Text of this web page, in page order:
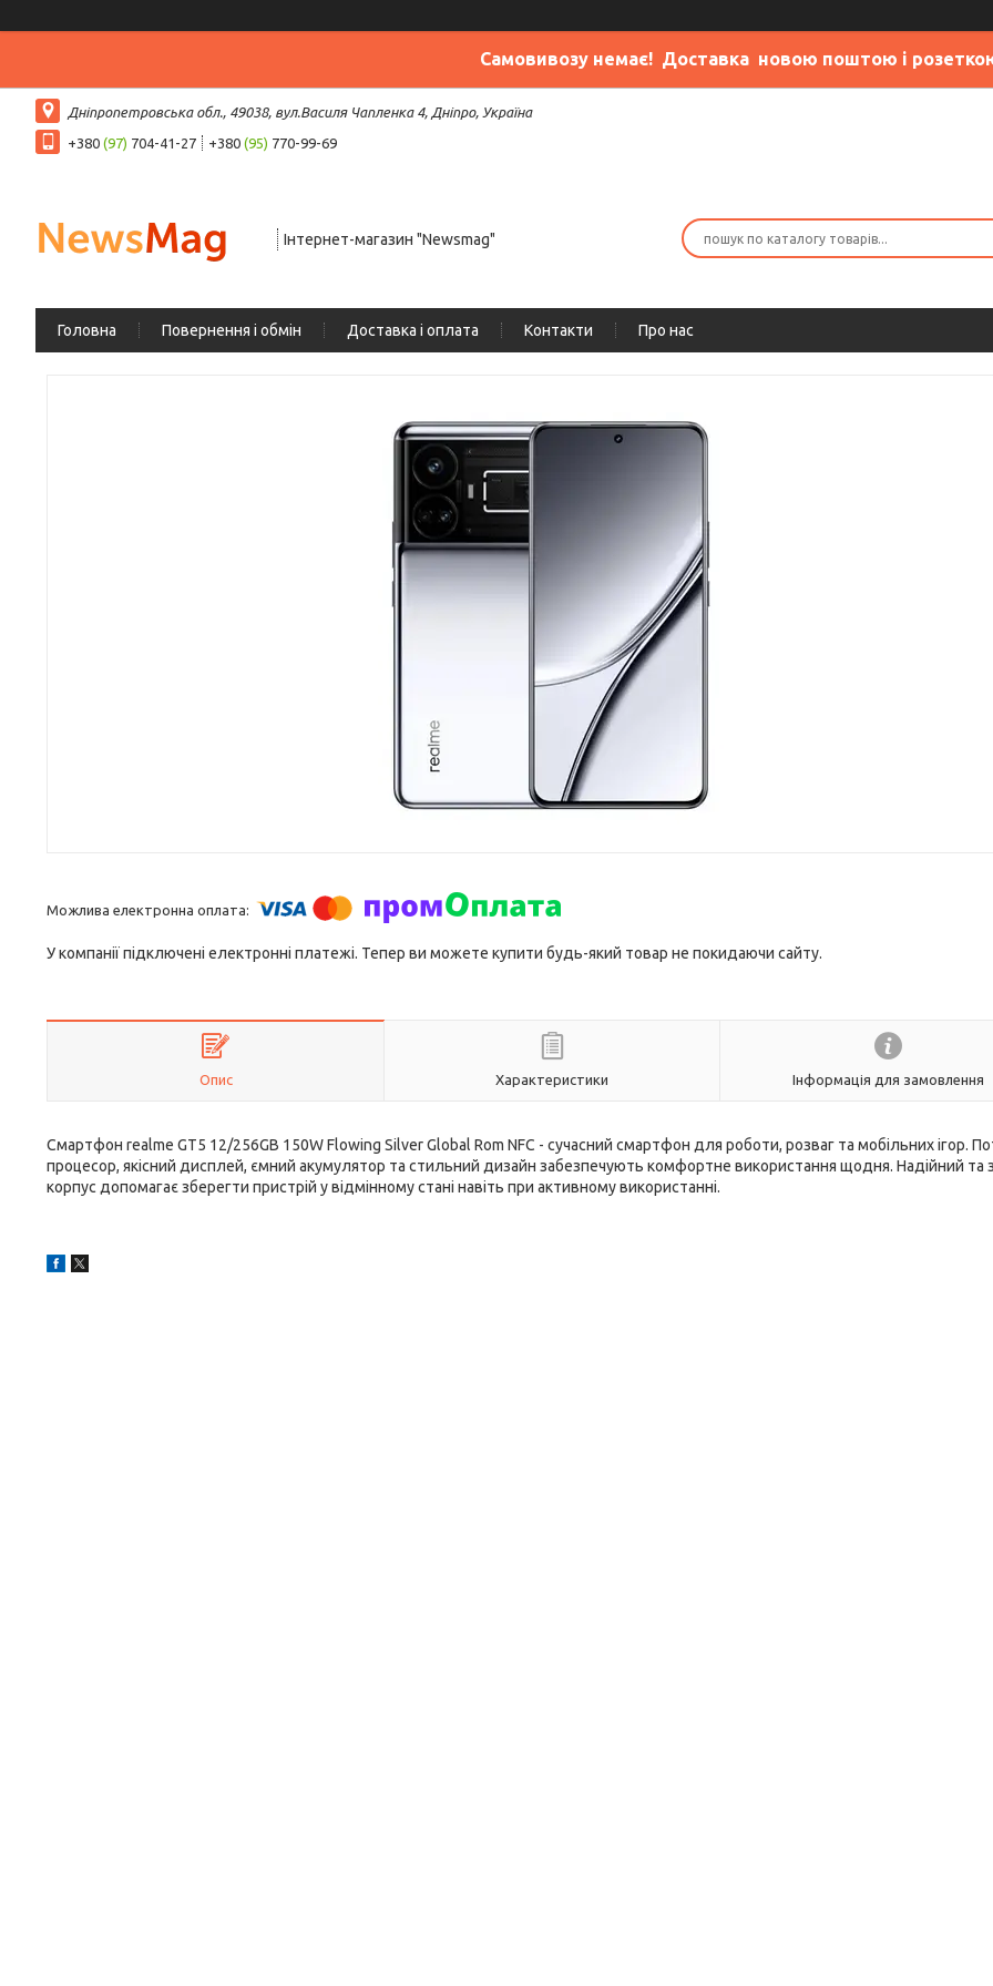
Самовивозу немає! Доставка новою поштою і
Дніпропетровська обл., 49038, вул.Василя Чапленка 4, Дніпро, Україна
+380 (97) 704-41-27 +380 (95) 770-99-69
Інтернет-магазин "Newsmag"
Головна Повернення і обмін Доставка і оплата Контакти Про нас
У компанії підключені електронні платежі. Тепер ви можете купити будь-який товар не покидаючи сайту.
Опис Характеристики Інформація для замовлення
Смартфон realme GT5 12/256GB 150W Flowing Silver Global Rom NFC - сучасний смартфон для роботи, розваг та мобільних ігор.
процесор, якісний дисплей, ємний акумулятор та стильний дизайн забезпечують комфортне використання щодня. Надійний та
корпус допомагає зберегти пристрій у відмінному стані навіть при активному використанні.